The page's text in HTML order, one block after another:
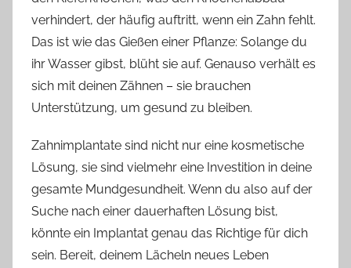
verhindert, der häufig auftritt, wenn ein Zahn fehlt.
Das ist wie das Gießen einer Pflanze: Solange du
ihr Wasser gibst, blüht sie auf. Genauso verhält es
sich mit deinen Zähnen – sie brauchen
Unterstützung, um gesund zu bleiben.
Zahnimplantate sind nicht nur eine kosmetische
Lösung, sie sind vielmehr eine Investition in deine
gesamte Mundgesundheit. Wenn du also auf der
Suche nach einer dauerhaften Lösung bist,
könnte ein Implantat genau das Richtige für dich
sein. Bereit, deinem Lächeln neues Leben